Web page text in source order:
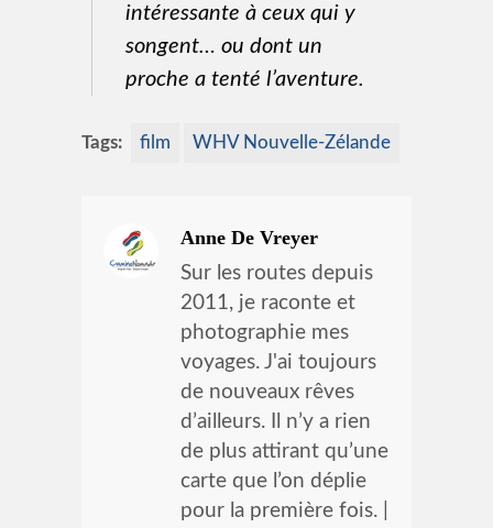
intéressante à ceux qui y
songent… ou dont un
proche a tenté l’aventure.
Tags: film WHV Nouvelle-Zélande
Anne De Vreyer
Sur les routes depuis
2011, je raconte et
photographie mes
voyages. J'ai toujours
de nouveaux rêves
d’ailleurs. Il n’y a rien
de plus attirant qu’une
carte que l’on déplie
pour la première fois. |